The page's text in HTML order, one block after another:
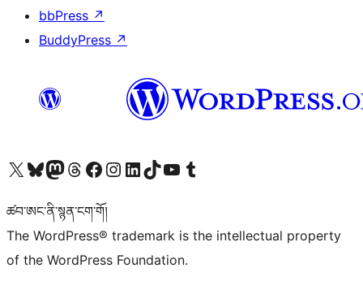
bbPress ↗
BuddyPress ↗
Visit our X (formerly Twitter) account
Visit our Bluesky account
Visit our Mastodon account
Visit our Threads account
Visit our Facebook page
Visit our Instagram account
Visit our LinkedIn account
Visit our TikTok account
Visit our YouTube channel
Visit our Tumblr account
ཚབ་ཨང་ནི་སྙན་ངག་གོ།
The WordPress® trademark is the intellectual property
of the WordPress Foundation.